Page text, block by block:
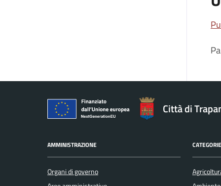
Città di
AMMINISTRAZIONE
Organi di governo